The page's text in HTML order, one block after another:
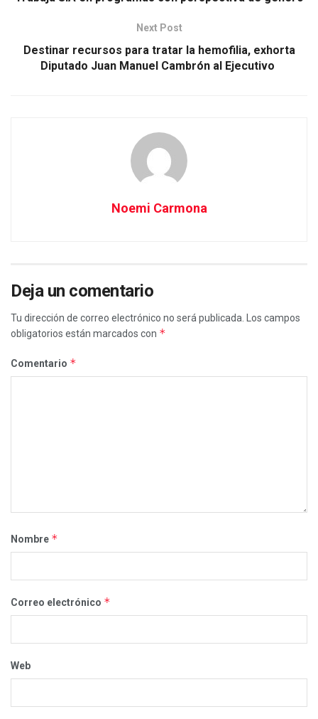
Next Post
Destinar recursos para tratar la hemofilia, exhorta
Diputado Juan Manuel Cambrón al Ejecutivo
Noemi Carmona
Deja un comentario
Tu dirección de correo electrónico no será publicada.
Los campos
obligatorios están marcados con *
Comentario *
Nombre *
Correo electrónico *
Web